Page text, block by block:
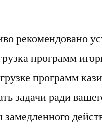
рекомендовано
программ
программ
задачи ради